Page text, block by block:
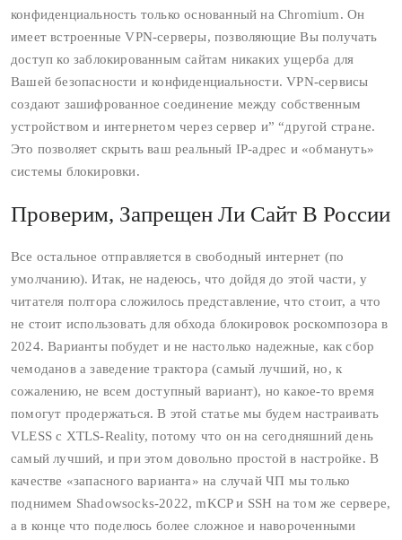
конфиденциальность только основанный на Chromium. Он
имеет встроенные VPN-серверы, позволяющие Вы получать
доступ ко заблокированным сайтам никаких ущерба для
Вашей безопасности и конфиденциальности. VPN-сервисы
создают зашифрованное соединение между собственным
устройством и интернетом через сервер и” “другой стране.
Это позволяет скрыть ваш реальный IP-адрес и «обмануть»
системы блокировки.
Проверим, Запрещен Ли Сайт В России
Все остальное отправляется в свободный интернет (по
умолчанию). Итак, не надеюсь, что дойдя до этой части, у
читателя полтора сложилось представление, что стоит, а что
не стоит использовать для обхода блокировок роскомпозора в
2024. Варианты побудет и не настолько надежные, как сбор
чемоданов а заведение трактора (самый лучший, но, к
сожалению, не всем доступный вариант), но какое‑то время
помогут продержаться. В этой статье мы будем настраивать
VLESS c XTLS‑Reality, потому что он на сегодняшний день
самый лучший, и при этом довольно простой в настройке. В
качестве «запасного варианта» на случай ЧП мы только
поднимем Shadowsocks-2022, mKCP и SSH на том же сервере,
а в конце что поделюсь более сложное и навороченными